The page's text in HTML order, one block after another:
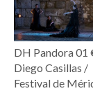
DH Pandora 01
Diego Casillas /
Festival de